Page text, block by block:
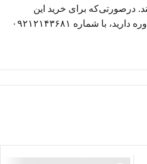
درصورتی‌که برای خرید این
محصول نیاز به راهنمایی یا مشاوره دارید، با شماره ۰۹۲۱۲۱۴۳۶۸۱